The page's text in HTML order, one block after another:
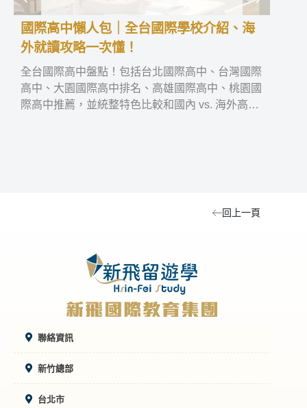
國際高中懶人包｜全台國際學校介紹、海
外就讀攻略一次懂！
全台國際高中盤點！包括台北國際高中、台灣國際
高中、大園國際高中排名、高雄國際高中、桃園國
際高中推薦，並統整特色比較和國內 vs. 海外高中
回上一頁
聯絡資訊
新竹總部
台北市